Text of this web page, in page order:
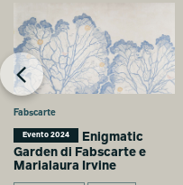
Fabscarte
Evento 2024
Enigmatic
Garden di Fabscarte e
Marialaura Irvine